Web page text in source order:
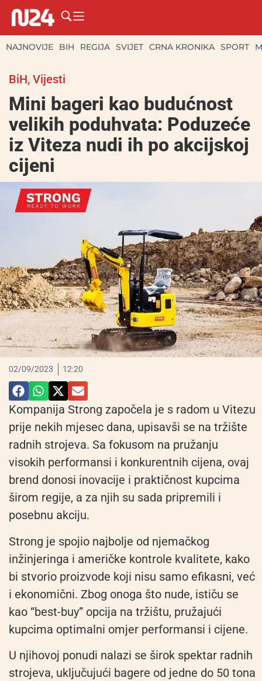
NAJNOVIJE BIH REGIJA SVIJET CRNA KRONIKA SPORT
BiH, Vijesti
Mini bageri kao budućnost
velikih poduhvata: Poduzeće
iz Viteza nudi ih po akcijskoj
cijeni
02/09/2023 12:20
Kompanija Strong započela je s radom u Vitezu
prije nekih mjesec dana, upisavši se na tržište
radnih strojeva. Sa fokusom na pružanju
visokih performansi i konkurentnih cijena, ovaj
brend donosi inovacije i praktičnost kupcima
širom regije, a za njih su sada pripremili i
posebnu akciju.
Strong je spojio najbolje od njemačkog
inžinjeringa i američke kontrole kvalitete, kako
bi stvorio proizvode koji nisu samo efikasni, već
i ekonomični. Zbog onoga što nude, ističu se
kao “best-buy” opcija na tržištu, pružajući
kupcima optimalni omjer performansi i cijene.
U njihovoj ponudi nalazi se širok spektar radnih
strojeva, uključujući bagere od jedne do 50 tona